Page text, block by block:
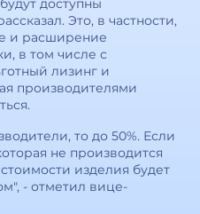
доступны
Это, в частности,
и расширение
в том числе с
лизинг и
производителями
то до 50%. Если
не производится
изделия будет
- отметил вице-